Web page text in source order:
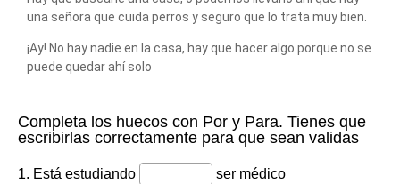
una señora que cuida perros y seguro que lo trata muy bien.
¡Ay! No hay nadie en la casa, hay que hacer algo porque no se
puede quedar ahí solo